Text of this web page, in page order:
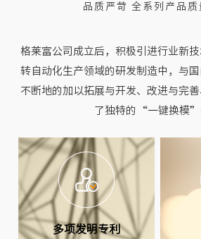
品质严苛 全系列产品质
格莱富公司成立后，积极引进行业新
转自动化生产领域的研发制造中，与国
不断地的加以拓展与开发、改进与完
了独特的“一键换模”
多项发明专利